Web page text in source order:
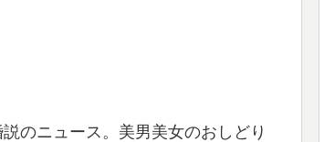
のニュース。美男美女のおしどり